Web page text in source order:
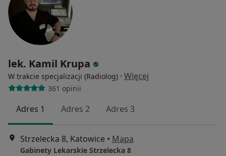
lek. Kamil Krupa
W trakcie specjalizacji (Radiolog) · Więcej
361 opinii
Adres 1 Adres 2 Adres 3
Strzelecka 8, Katowice • Mapa
Gabinety Lekarskie Strzelecka 8